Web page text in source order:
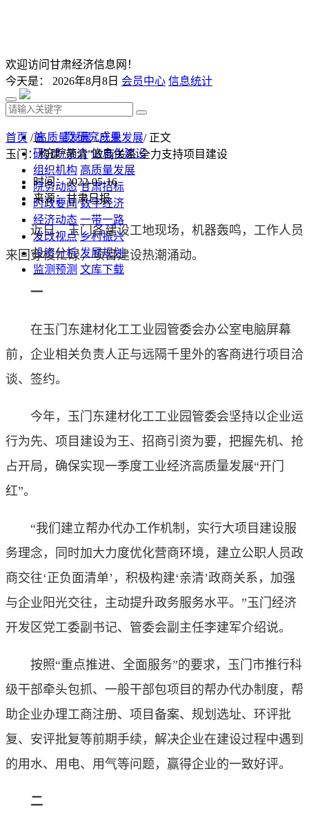
欢迎访问甘肃经济信息网！
今天是： 2026年8月8日 会员中心 信息统计
首 页 研究成果
研究院简介 信息化建设
组织机构 高质量发展
院务动态 甘肃招标
时政要闻 数字经济
经济动态 一带一路
发改视点 乡村振兴
投资分析 发展规划
监测预测 文库下载
首页 /高质量发展/产业发展/ 正文
玉门：构建“亲清”政商关系 全力支持项目建设
时间：2022-05-16
来源：甘肃日报
近日，玉门各建设工地现场，机器轰鸣，工作人员
来回穿梭忙碌，项目建设热潮涌动。
一
在玉门东建材化工工业园管委会办公室电脑屏幕
前，企业相关负责人正与远隔千里外的客商进行项目洽
谈、签约。
今年，玉门东建材化工工业园管委会坚持以企业运
行为先、项目建设为王、招商引资为要，把握先机、抢
占开局，确保实现一季度工业经济高质量发展“开门
红”。
“我们建立帮办代办工作机制，实行大项目建设服
务理念，同时加大力度优化营商环境，建立公职人员政
商交往‘正负面清单’，积极构建‘亲清’政商关系，加强
与企业阳光交往，主动提升政务服务水平。”玉门经济
开发区党工委副书记、管委会副主任李建军介绍说。
按照“重点推进、全面服务”的要求，玉门市推行科
级干部牵头包抓、一般干部包项目的帮办代办制度，帮
助企业办理工商注册、项目备案、规划选址、环评批
复、安评批复等前期手续，解决企业在建设过程中遇到
的用水、用电、用气等问题，赢得企业的一致好评。
二